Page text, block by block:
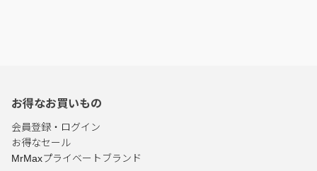
お得なお買いもの
会員登録・ログイン
お得なセール
MrMaxプライベートブランド